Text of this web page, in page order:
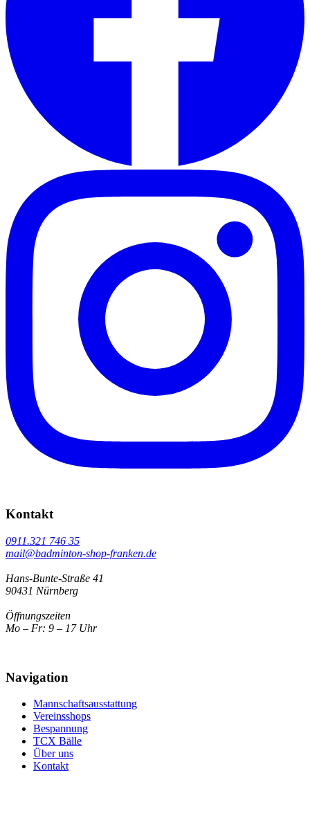
Kontakt
0911.321 746 35
mail@badminton-shop-franken.de
Hans-Bunte-Straße 41
90431 Nürnberg
Öffnungszeiten
Mo – Fr: 9 – 17 Uhr
Navigation
Mannschaftsausstattung
Vereinsshops
Bespannung
TCX Bälle
Über uns
Kontakt